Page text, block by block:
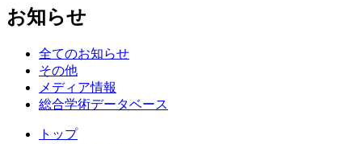
お知らせ
全てのお知らせ
その他
メディア情報
総合学術データベース
トップ